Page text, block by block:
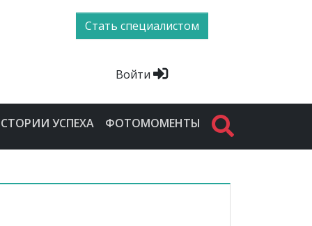
Стать специалистом
Войти
УСПЕХА ФОТОМОМЕНТЫ